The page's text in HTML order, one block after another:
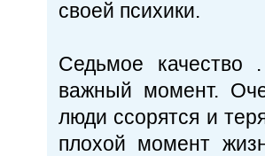
своей психики.
Седьмое качество
важный момент.
люди ссорятся и
плохой момент